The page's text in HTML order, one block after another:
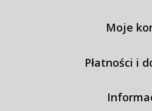
Moje
Płatności i